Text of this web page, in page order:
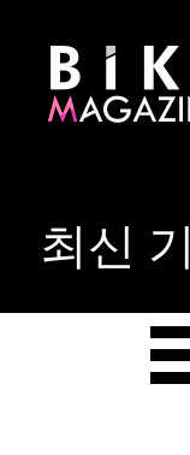
최신